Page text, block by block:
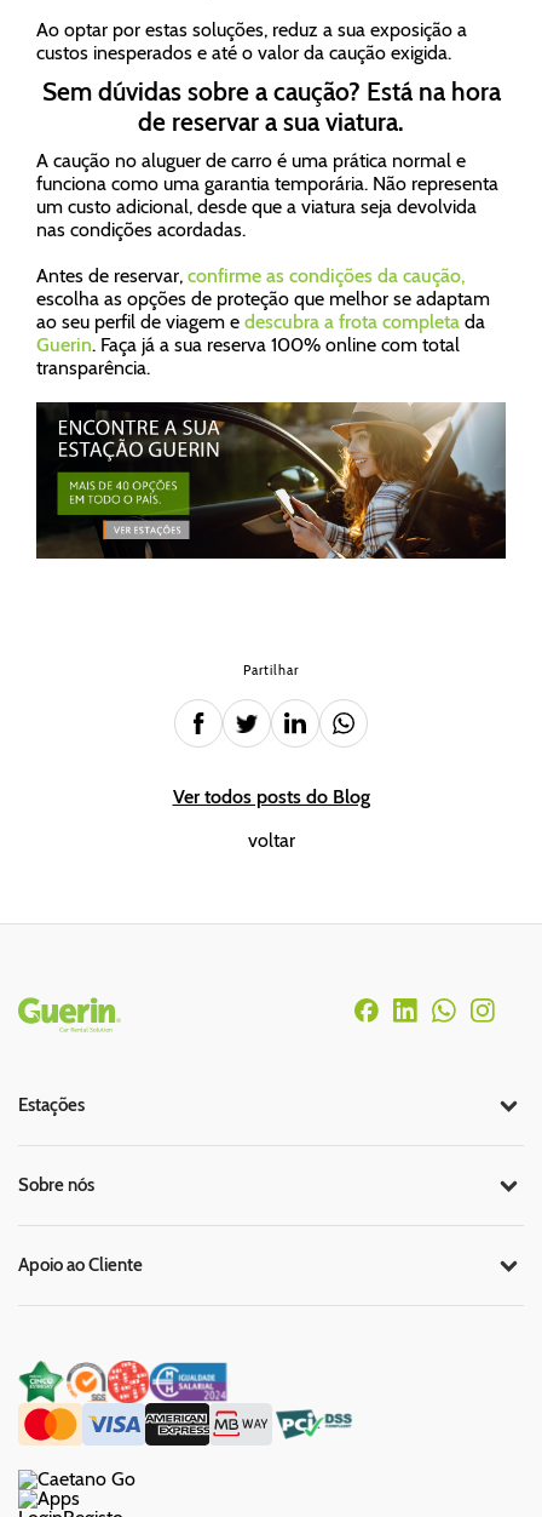
Ao optar por estas soluções, reduz a sua exposição a
custos inesperados e até o valor da caução exigida.
Sem dúvidas sobre a caução? Está na hora
de reservar a sua viatura.
A caução no aluguer de carro é uma prática normal e
funciona como uma garantia temporária. Não representa
um custo adicional, desde que a viatura seja devolvida
nas condições acordadas.
Antes de reservar, confirme as condições da caução,
escolha as opções de proteção que melhor se adaptam
ao seu perfil de viagem e descubra a frota completa da
Guerin. Faça já a sua reserva 100% online com total
transparência.
Partilhar
Ver todos posts do Blog
voltar
Rodapé
Estações
Sobre nós
Apoio ao Cliente